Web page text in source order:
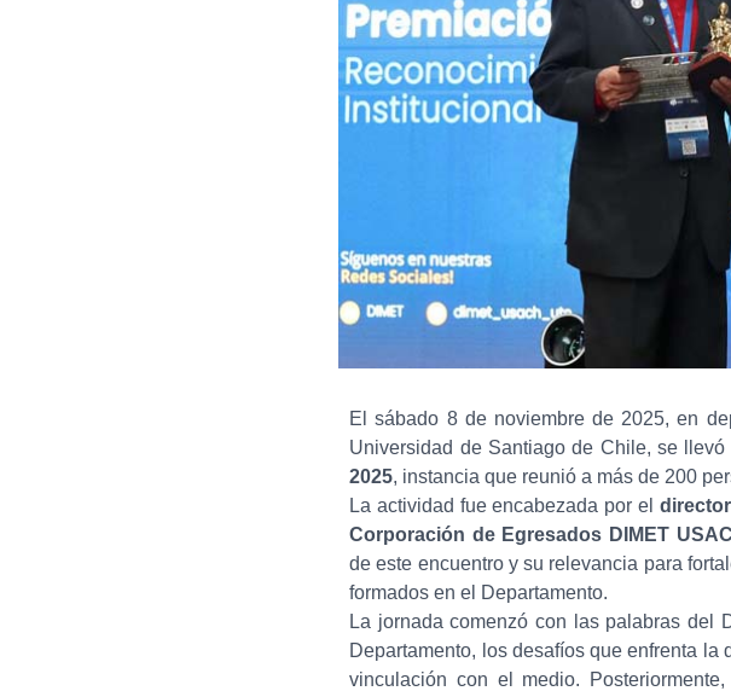
El sábado 8 de noviembre de 2025, en
Universidad de Santiago de Chile, se llevó
2025, instancia que reunió a más de 200
La actividad fue encabezada por el
Corporación de Egresados DIMET
de este encuentro y su relevancia para
formados en el Departamento.
La jornada comenzó con las palabras del
Departamento, los desafíos que enfrenta
vinculación con el medio.